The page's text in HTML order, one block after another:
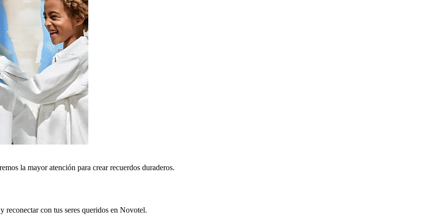
la mayor atención para crear recuerdos duraderos.
reconectar con tus seres queridos en Novotel.